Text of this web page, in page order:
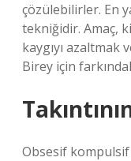
çözülebilirler. En
tekniğidir. Amaç,
kaygıyı azaltmak
Birey için
Obsesif